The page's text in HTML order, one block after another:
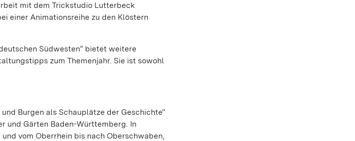
mit dem Trickstudio Lutterbeck
einer Animationsreihe zu den Klöstern
Südwesten“ bietet weitere
zum Themenjahr. Sie ist sowohl
Burgen als Schauplätze der Geschichte“
und Gärten Baden-Württemberg. In
vom Oberrhein bis nach Oberschwaben,